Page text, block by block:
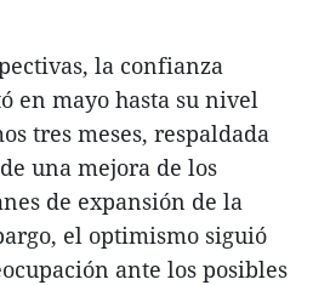
la confianza
en mayo hasta su nivel
tres meses, respaldada
una mejora de los
de expansión de la
el optimismo siguió
ante los posibles